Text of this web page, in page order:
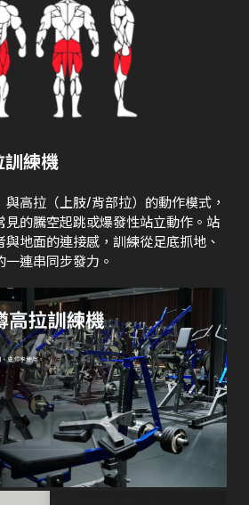
訓練機
高拉（上肢/背部拉）的動作模式，
的騰空起跳或爆發性站立動作。站
地面的連接感，訓練從足底抓地、
連串同步發力。